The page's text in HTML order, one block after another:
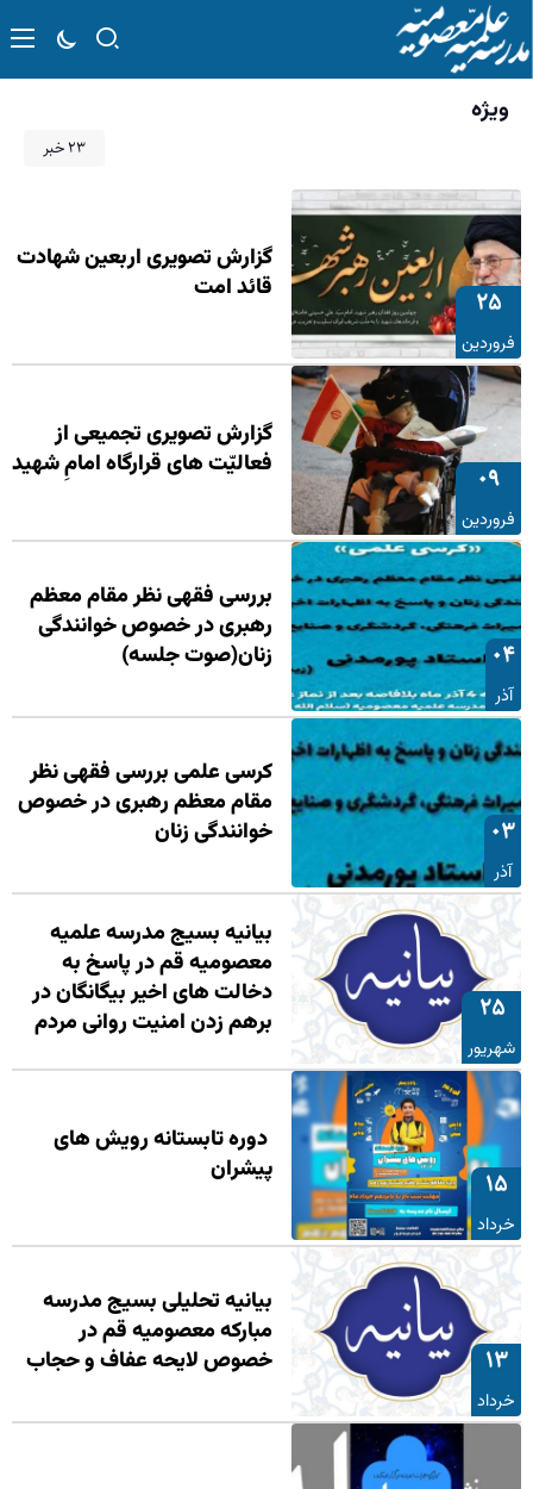
ویژه
۲۳ خبر
۲۵
فروردین
گزارش تصویری اربعین شهادت
قائد امت
۰۹
فروردین
گزارش تصویری تجمیعی از
فعالیّت های قرارگاه امامِ شهید
۰۴
آذر
بررسی فقهی نظر مقام معظم
رهبری در خصوص خوانندگی
زنان(صوت جلسه)
۰۳
آذر
کرسی علمی بررسی فقهی نظر
مقام معظم رهبری در خصوص
خوانندگی زنان
۲۵
شهریور
بیانیه بسیج مدرسه علمیه
معصومیه قم در پاسخ به
دخالت های اخیر بیگانگان در
برهم زدن امنیت روانی مردم
۱۵
خرداد
دوره تابستانه رویش های
پیشران
۱۳
خرداد
بیانیه تحلیلی بسیج مدرسه
مبارکه معصومیه قم در
خصوص لایحه عفاف و حجاب